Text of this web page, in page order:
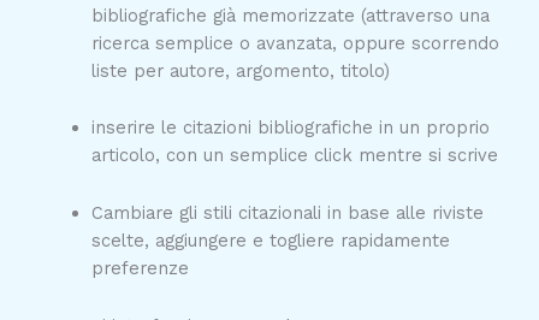
bibliografiche già memorizzate (attraverso una
ricerca semplice o avanzata, oppure scorrendo
liste per autore, argomento, titolo)
inserire le citazioni bibliografiche in un proprio
articolo, con un semplice click mentre si scrive
Cambiare gli stili citazionali in base alle riviste
scelte, aggiungere e togliere rapidamente
preferenze